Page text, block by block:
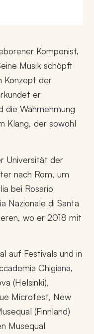
Komponist,
Musik schöpft
Konzept der
er
die Wahrnehmung
Klang, der sowohl
Universität der
nach Rom, um
bei Rosario
Nazionale di Santa
wo er 2018 mit
auf Festivals und in
Chigiana,
(Helsinki),
Microfest, New
(Finnland)
Musequal